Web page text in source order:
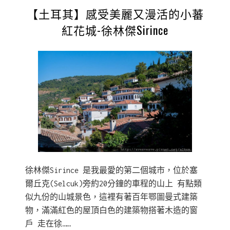
【土耳其】感受美麗又漫活的小蕃
紅花城-徐林傑Sirince
徐林傑Sirince 是我最愛的第二個城市，位於塞
爾丘克(Selcuk)旁約20分鐘的車程的山上 有點類
似九份的山城景色，這裡有著百年鄂圖曼式建築
物，滿滿紅色的屋頂白色的建築物搭著木造的窗
戶 走在徐……